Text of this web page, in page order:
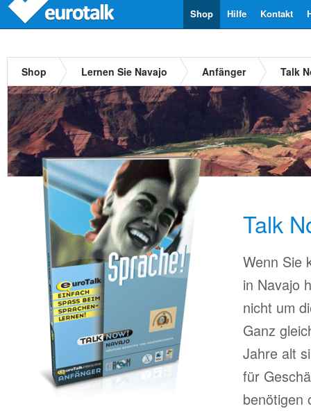
Kontakt
Hilfe
Shop
Shop Lernen Sie Navajo Anfänger Talk
Talk
Wenn Sie
in Navajo
nicht um
Ganz
Jahre alt
für
benötigen